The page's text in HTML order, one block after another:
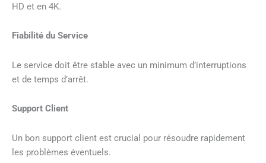
HD et en 4K.
Fiabilité du Service
Le service doit être stable avec un minimum d’interruptions
et de temps d’arrêt.
Support Client
Un bon support client est crucial pour résoudre rapidement
les problèmes éventuels.